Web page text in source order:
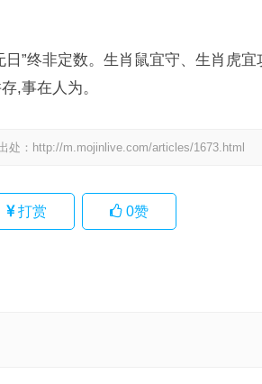
”终非定数。生肖鼠宜守、生肖虎
,事在人为。
处： http://m.mojinlive.com/articles/1673.html
打赏 0赞